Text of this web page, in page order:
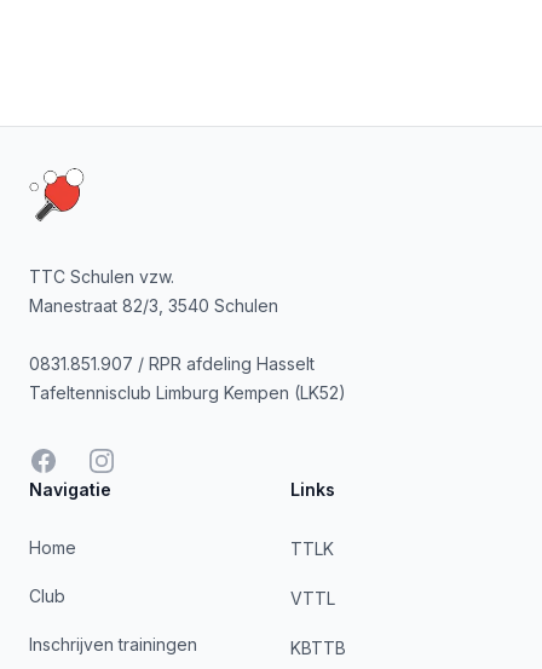
TTC Schulen vzw.
Manestraat 82/3, 3540 Schulen
0831.851.907 / RPR afdeling Hasselt
Tafeltennisclub Limburg Kempen (LK52)
FacebookInstagram
Navigatie
Home
Club
Inschrijven trainingen
Links
TTLK
VTTL
KBTTB